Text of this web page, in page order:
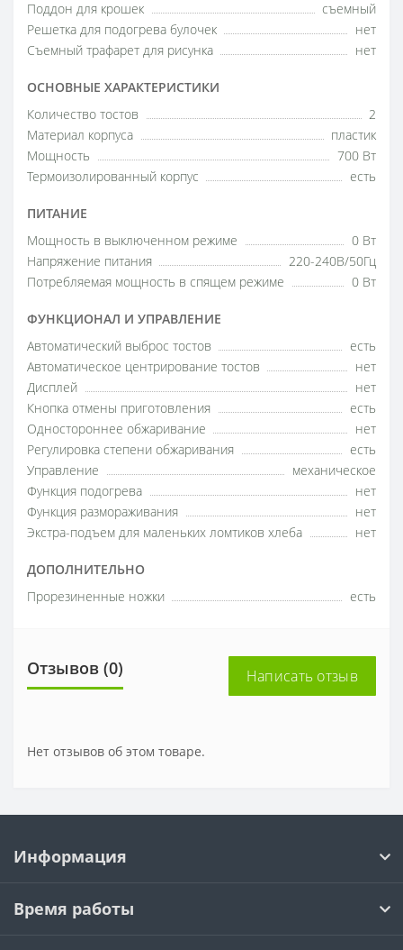
Поддон для крошек
съемный
Решетка для подогрева булочек
нет
Съемный трафарет для рисунка
нет
ОСНОВНЫЕ ХАРАКТЕРИСТИКИ
Количество тостов
2
Материал корпуса
пластик
Мощность
700 Вт
Термоизолированный корпус
есть
ПИТАНИЕ
Мощность в выключенном режиме
0 Вт
Напряжение питания
220-240В/50Гц
Потребляемая мощность в спящем режиме
0 Вт
ФУНКЦИОНАЛ И УПРАВЛЕНИЕ
Автоматический выброс тостов
есть
Автоматическое центрирование тостов
нет
Дисплей
нет
Кнопка отмены приготовления
есть
Одностороннее обжаривание
нет
Регулировка степени обжаривания
есть
Управление
механическое
Функция подогрева
нет
Функция размораживания
нет
Экстра-подъем для маленьких ломтиков хлеба
нет
ДОПОЛНИТЕЛЬНО
Прорезиненные ножки есть
Отзывов (0) Написать отзыв
Нет отзывов об этом товаре.
Информация
Время работы